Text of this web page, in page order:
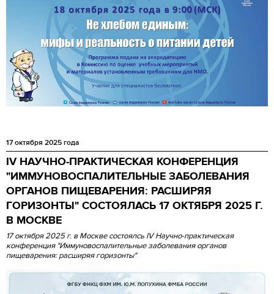
17 октября 2025 года
IV НАУЧНО-ПРАКТИЧЕСКАЯ КОНФЕРЕНЦИЯ
"ИММУНОВОСПАЛИТЕЛЬНЫЕ ЗАБОЛЕВАНИЯ
ОРГАНОВ ПИЩЕВАРЕНИЯ: РАСШИРЯЯ
ГОРИЗОНТЫ" СОСТОЯЛАСЬ 17 ОКТЯБРЯ 2025 Г.
В МОСКВЕ
17 октября 2025 г. в Москве состоялсь IV Научно-практическая
конференция "Иммуновоспалительные заболевания органов
пищеварения: расширяя горизонты"